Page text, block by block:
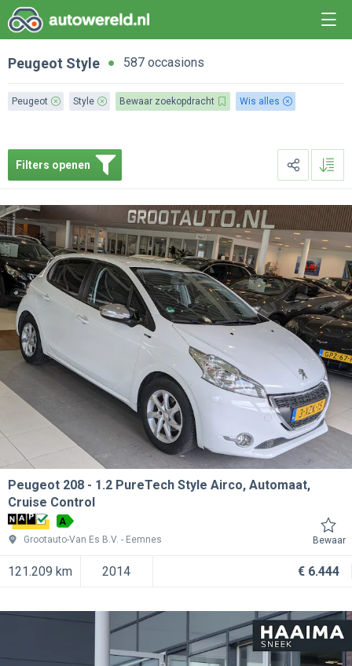
Peugeot Style 587 occasions
Peugeot Style Bewaar zoekopdracht Wis alles
Filters openen
Peugeot 208
1.2 PureTech Style Airco, Automaat,
Cruise Control
A
Grootauto-Van Es B.V.
Eemnes Bewaar
121.209 km 2014 € 6.444